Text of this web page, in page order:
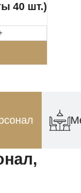
40 шт.)